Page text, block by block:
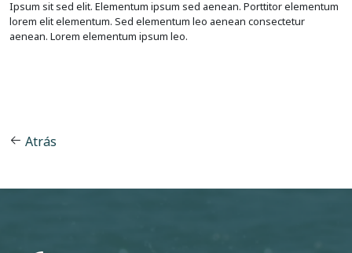
Ipsum sit sed elit. Elementum ipsum sed aenean. Porttitor elementum
lorem elit elementum. Sed elementum leo aenean consectetur
aenean. Lorem elementum ipsum leo.
Atrás